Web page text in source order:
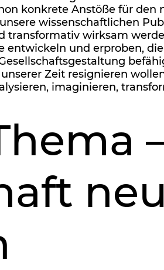
konkrete Anstöße für
wissenschaftlichen
transformativ wirksam
entwickeln und erproben,
Zeit resignieren
imaginieren,
neu